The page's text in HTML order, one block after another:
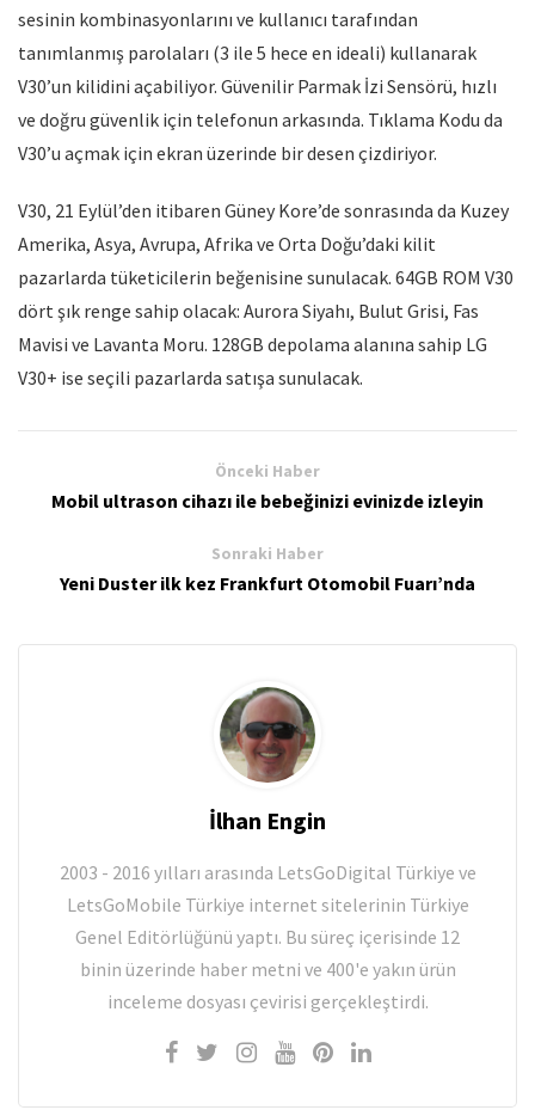
sesinin kombinasyonlarını ve kullanıcı tarafından
tanımlanmış parolaları (3 ile 5 hece en ideali) kullanarak
V30’un kilidini açabiliyor. Güvenilir Parmak İzi Sensörü, hızlı
ve doğru güvenlik için telefonun arkasında. Tıklama Kodu da
V30’u açmak için ekran üzerinde bir desen çizdiriyor.
V30, 21 Eylül’den itibaren Güney Kore’de sonrasında da Kuzey
Amerika, Asya, Avrupa, Afrika ve Orta Doğu’daki kilit
pazarlarda tüketicilerin beğenisine sunulacak. 64GB ROM V30
dört şık renge sahip olacak: Aurora Siyahı, Bulut Grisi, Fas
Mavisi ve Lavanta Moru. 128GB depolama alanına sahip LG
V30+ ise seçili pazarlarda satışa sunulacak.
Önceki Haber
Mobil ultrason cihazı ile bebeğinizi evinizde izleyin
Sonraki Haber
Yeni Duster ilk kez Frankfurt Otomobil Fuarı’nda
İlhan Engin
2003 - 2016 yılları arasında LetsGoDigital Türkiye ve
LetsGoMobile Türkiye internet sitelerinin Türkiye
Genel Editörlüğünü yaptı. Bu süreç içerisinde 12
binin üzerinde haber metni ve 400'e yakın ürün
inceleme dosyası çevirisi gerçekleştirdi.